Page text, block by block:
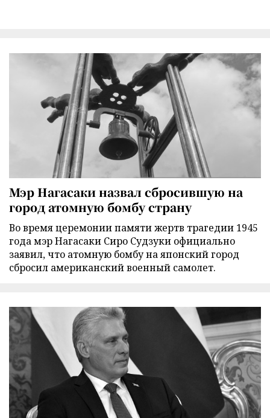
Мэр Нагасаки назвал сбросившую на
город атомную бомбу страну
Во время церемонии памяти жертв трагедии 1945
года мэр Нагасаки Сиро Судзуки официально
заявил, что атомную бомбу на японский город
сбросил американский военный самолет.